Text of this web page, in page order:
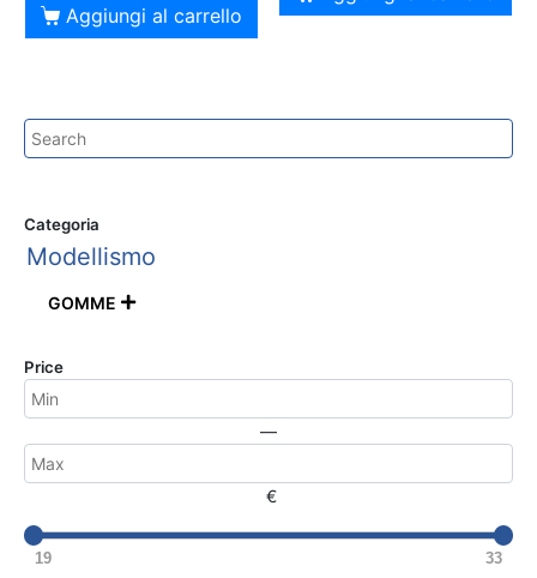
Aggiungi al carrello
Categoria
Modellismo
GOMME 
Price
—
€
19 33